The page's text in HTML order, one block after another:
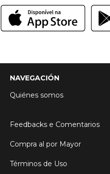
NAVEGACIÓN
Quiénes somos
Feedbacks e Comentarios
Compra al por Mayor
Términos de Uso